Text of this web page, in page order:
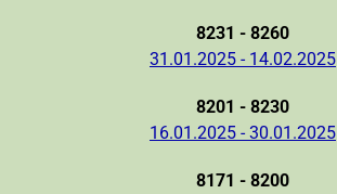
8231 - 8260
31.01.2025 - 14.02.2025
8201 - 8230
16.01.2025 - 30.01.2025
8171 - 8200